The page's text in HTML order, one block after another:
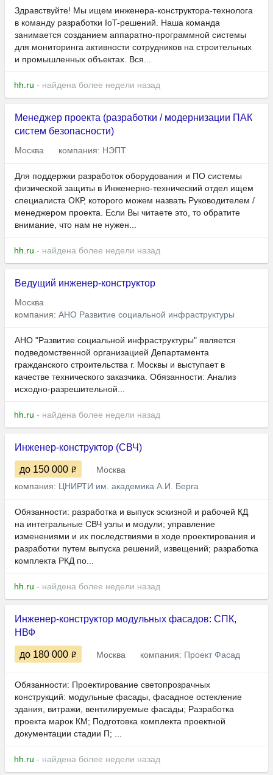
Здравствуйте! Мы ищем инженера-конструктора-технолога
в команду разработки IoT-решений. Наша команда
занимается созданием аппаратно-программной системы
для мониторинга активности сотрудников на строительных
и промышленных объектах. Вся...
hh.ru - найдена более недели назад
Менеджер проекта (разработки / модернизации ПАК
систем безопасности)
Москва компания: НЭПТ
Для поддержки разработок оборудования и ПО системы
физической защиты в Инженерно-технический отдел ищем
специалиста ОКР, которого можем назвать Руководителем /
менеджером проекта. Если Вы читаете это, то обратите
внимание, что нам не нужен...
hh.ru - найдена более недели назад
Ведущий инженер-конструктор
Москва
компания: АНО Развитие социальной инфраструктуры
АНО "Развитие социальной инфраструктуры" является
подведомственной организацией Департамента
гражданского строительства г. Москвы и выступает в
качестве технического заказчика. Обязанности: Анализ
исходно-разрешительной...
hh.ru - найдена более недели назад
Инженер-конструктор (СВЧ)
до 150 000
Москва
компания: ЦНИРТИ им. академика А.И. Берга
Обязанности: разработка и выпуск эскизной и рабочей КД
на интегральные СВЧ узлы и модули; управление
изменениями и их последствиями в ходе проектирования и
разработки путем выпуска решений, извещений; разработка
комплекта РКД по...
hh.ru - найдена более недели назад
Инженер-конструктор модульных фасадов: СПК,
НВФ
до 180 000 Москва компания: Проект Фасад
Обязанности: Проектирование светопрозрачных
конструкций: модульные фасады, фасадное остекление
здания, витражи, вентилируемые фасады; Разработка
проекта марок КМ; Подготовка комплекта проектной
документации стадии П; ...
hh.ru - найдена более недели назад